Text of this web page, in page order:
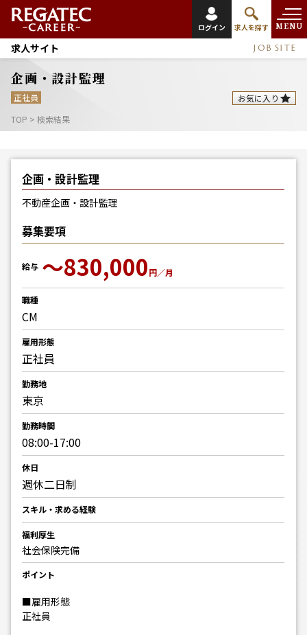
ログイン 求人を探す MENU
求人サイト JOB SITE
企画・設計監理
正社員
お気に入り
TOP > 検索結果
企画・設計監理
不動産企画・設計監理
募集要項
給与 〜830,000円／月
職種
CM
雇用形態
正社員
勤務地
東京
勤務時間
08:00-17:00
休日
週休二日制
スキル・求める経験
福利厚生
社会保険完備
ポイント
■雇用形態
正社員